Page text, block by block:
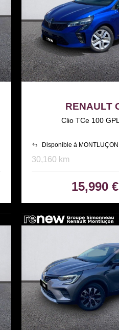
RENAULT
Clio TCe 100
Disponible à MONTLUÇON
30,160 km
15,990 €